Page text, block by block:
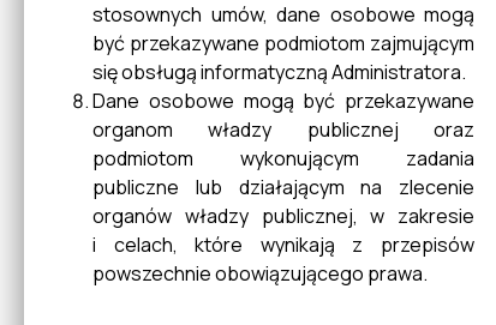
stosownych umów, dane osobowe mogą
być przekazywane podmiotom zajmującym
się obsługą informatyczną Administratora.
Dane osobowe mogą być przekazywane
organom władzy publicznej oraz
podmiotom wykonującym zadania
publiczne lub działającym na zlecenie
organów władzy publicznej, w zakresie
i celach, które wynikają z przepisów
powszechnie obowiązującego prawa.